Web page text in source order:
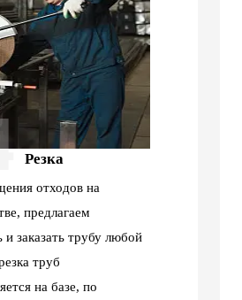
Резка
отходов на
предлагаем
и заказать трубу любой
труб
на базе, по